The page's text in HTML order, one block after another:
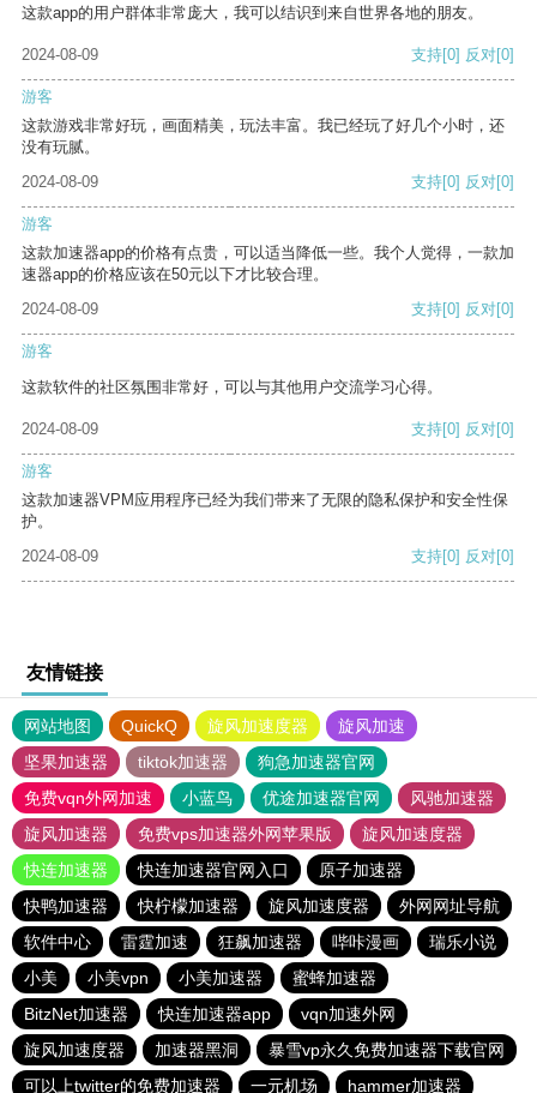
这款app的用户群体非常庞大，我可以结识到来自世界各地的朋友。
2024-08-09 支持[0] 反对[0]
游客
这款游戏非常好玩，画面精美，玩法丰富。我已经玩了好几个小时，还
没有玩腻。
2024-08-09
支持[0] 反对[0]
游客
这款加速器app的价格有点贵，可以适当降低一些。我个人觉得，一款加
速器app的价格应该在50元以下才比较合理。
2024-08-09
支持[0] 反对[0]
游客
这款软件的社区氛围非常好，可以与其他用户交流学习心得。
2024-08-09 支持[0] 反对[0]
游客
这款加速器VPM应用程序已经为我们带来了无限的隐私保护和安全性保
护。
2024-08-09
支持[0] 反对[0]
友情链接
网站地图 QuickQ 旋风加速度器
旋风加速
坚果加速器
tiktok加速器
狗急加速器官网
免费vqn外网加速
小蓝鸟 优途加速器官网
风驰加速器
旋风加速器
免费vps加速器外网苹果版
旋风加速度器
快连加速器
快连加速器官网入口
原子加速器
快鸭加速器
快柠檬加速器 旋风加速度器
外网网址导航
软件中心
雷霆加速 狂飙加速器 哔咔漫画
瑞乐小说
小美
小美vpn 小美加速器
蜜蜂加速器
BitzNet加速器
快连加速器app
vqn加速外网
旋风加速度器
加速器黑洞
暴雪vp永久免费加速器下载官网
可以上twitter的免费加速器
一元机场 hammer加速器